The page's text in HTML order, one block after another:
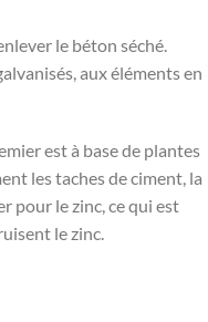
le béton séché.
aux éléments en
est à base de plantes
les taches de ciment, la
pour le zinc, ce qui est
le zinc.